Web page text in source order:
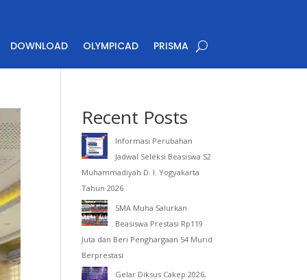
DOWNLOAD OLYMPICAD PRISMA
Recent Posts
Informasi Perubahan
Jadwal Seleksi Beasiswa S2
Muhammadiyah D. I. Yogyakarta
Tahun 2026
SMA Muha Salurkan
Beasiswa Prestasi Rp119
Juta dan Beri Penghargaan 54 Murid
Berprestasi
Gelar Diksus Cakep 2026,